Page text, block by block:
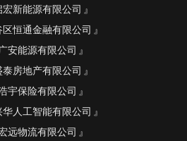
宏新能源有限公司
恒通金融有限公司
安能源有限公司
房地产有限公司
宇保险有限公司
人工智能有限公司
远物流有限公司